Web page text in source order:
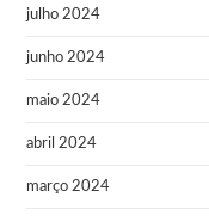
julho 2024
junho 2024
maio 2024
abril 2024
março 2024